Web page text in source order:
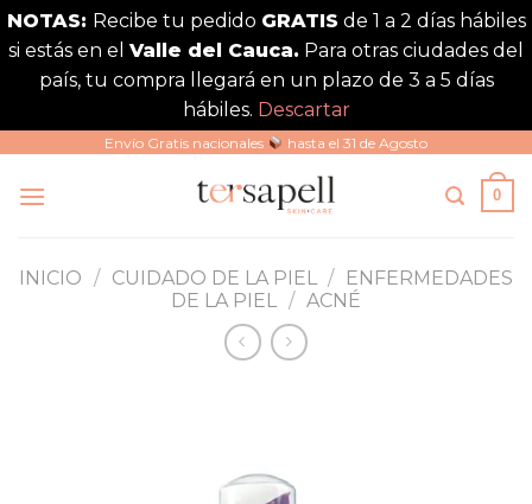
NOTAS: Recibe tu pedido GRATIS de 1 a 2 días hábiles
si estás en el Valle del Cauca. Para otras ciudades del
país, tu compra llegará en un plazo de 3 a 5 días
hábiles. Descartar
contenido
Envío Gratis nacionales hasta el 31 de Agosto
0
INICIO / CUIDADO DE LA PIEL /
ENFERMEDADES
DE LA PIEL / ACNÉ